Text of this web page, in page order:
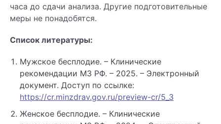
часа до сдачи анализа. Другие подготовительные
меры не понадобятся.
Список литературы:
Мужское бесплодие. – Клинические
рекомендации МЗ РФ. – 2025. – Электронный
документ. Доступ по ссылке:
https://cr.minzdrav.gov.ru/preview-cr/5_3
Женское бесплодие. – Клинические